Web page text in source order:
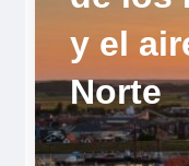
y el
Norte